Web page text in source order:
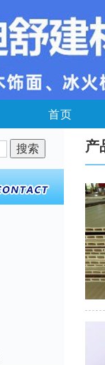
首页
产